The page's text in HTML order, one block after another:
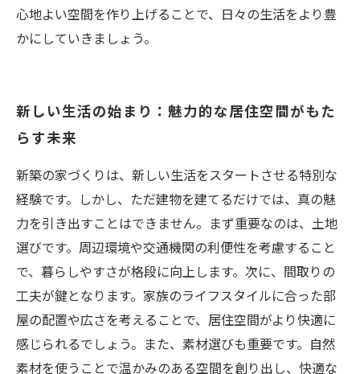
心地よい空間を作り上げることで、日々の生活をより豊
かにしていきましょう。
新しい生活の始まり：魅力的な居住空間がもた
らす未来
新築の家づくりは、新しい生活をスタートさせる特別な
経験です。しかし、ただ建物を建てるだけでは、真の魅
力を引き出すことはできません。まず重要なのは、土地
選びです。周辺環境や交通機関の利便性を考慮すること
で、暮らしやすさが格段に向上します。次に、間取りの
工夫が鍵となります。家族のライフスタイルに合った部
屋の配置や広さを考えることで、居住空間がより快適に
感じられるでしょう。また、素材選びも重要です。自然
素材を使うことで温かみのある空間を創り出し、快適な